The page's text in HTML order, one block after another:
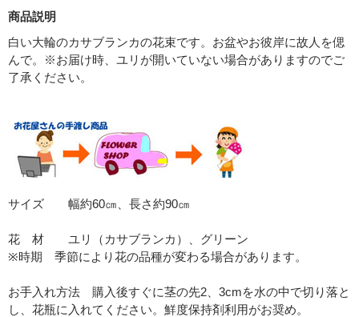
商品説明
白い大輪のカサブランカの花束です。お盆やお彼岸に故人を偲
んで。※お届け時、ユリが開いていない場合がありますのでご
了承ください。
サイズ 幅約60㎝、長さ約90㎝
花 材 ユリ（カサブランカ）、グリーン
※時期 季節により花の品種が変わる場合があります。
お手入れ方法 購入後すぐに茎の先2、3cmを水の中で切り落と
し、花瓶に入れてください。鮮度保持剤利用がお奨め。